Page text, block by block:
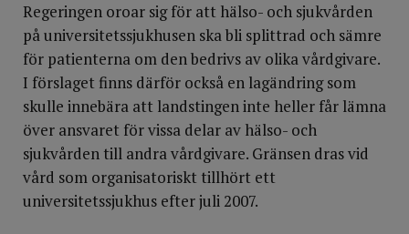
Regeringen oroar sig för att hälso- och sjukvården
på universitetssjukhusen ska bli splittrad och sämre
för patienterna om den bedrivs av olika vårdgivare.
I förslaget finns därför också en lagändring som
skulle innebära att landstingen inte heller får lämna
över ansvaret för vissa delar av hälso- och
sjukvården till andra vårdgivare. Gränsen dras vid
vård som organisatoriskt tillhört ett
universitetssjukhus efter juli 2007.